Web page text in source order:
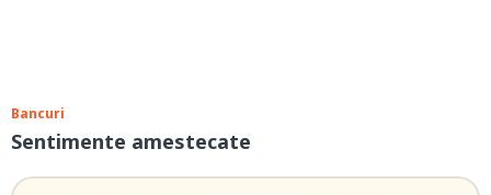
Bancuri
Sentimente amestecate